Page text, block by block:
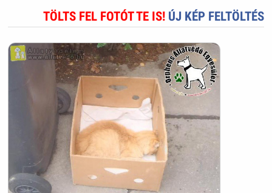
TÖLTS FEL FOTÓT TE IS! ÚJ KÉP FELTÖLTÉS